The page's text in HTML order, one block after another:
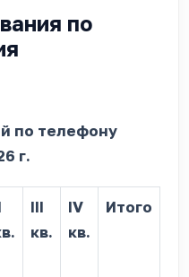
по
по телефону
г.
III
кв.
IV
кв.
Итого